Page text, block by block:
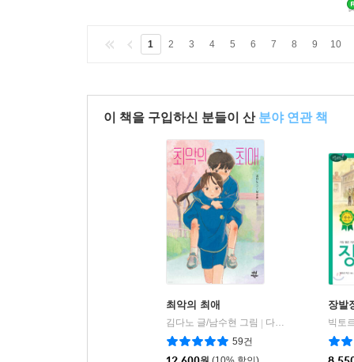
1 2 3 4 5 6 7 8 9 10
이 책을 구입하신 분들이 산 분야 연관 책
최악의 최애
김다노 글/남수현 그림
다산어린이
59건
장발